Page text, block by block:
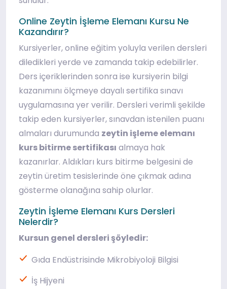
Online Zeytin İşleme Elemanı Kursu Ne
Kazandırır?
Kursiyerler, online eğitim yoluyla verilen dersleri
diledikleri yerde ve zamanda takip edebilirler.
Ders içeriklerinden sonra ise kursiyerin bilgi
kazanımını ölçmeye dayalı sertifika sınavı
uygulamasına yer verilir. Dersleri verimli şekilde
takip eden kursiyerler, sınavdan istenilen puanı
almaları durumunda zeytin işleme elemanı
kurs bitirme sertifikası almaya hak
kazanırlar. Aldıkları kurs bitirme belgesini de
zeytin üretim tesislerinde öne çıkmak adına
gösterme olanağına sahip olurlar.
Zeytin İşleme Elemanı Kurs Dersleri
Nelerdir?
Kursun genel dersleri şöyledir:
Gıda Endüstrisinde Mikrobiyoloji Bilgisi
İş Hijyeni